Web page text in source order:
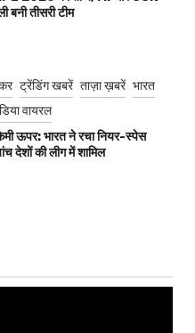
बनी तीसरी टीम
ट्रेंडिंग खबरें ताज़ा ख़बरें भारत
वायरल
ऊपर: भारत ने रचा नियर-स्पेस
देशों की लीग में शामिल